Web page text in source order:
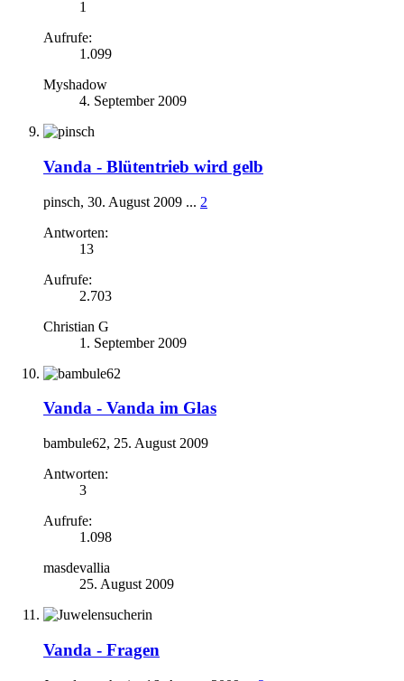
1
Aufrufe:
1.099
Myshadow
4. September 2009
Vanda - Blütentrieb wird gelb
pinsch, 30. August 2009 ... 2
Antworten:
13
Aufrufe:
2.703
Christian G
1. September 2009
Vanda - Vanda im Glas
bambule62, 25. August 2009
Antworten:
3
Aufrufe:
1.098
masdevallia
25. August 2009
Vanda - Fragen